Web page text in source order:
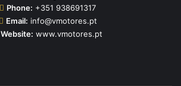
Phone: +351 938691317
Email: info@vmotores.pt
Website: www.vmotores.pt